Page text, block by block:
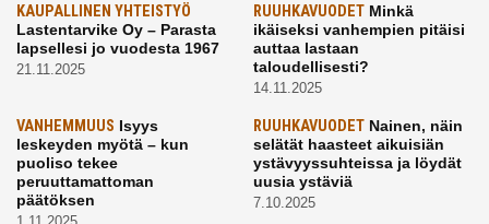
KAUPALLINEN YHTEISTYÖ
Lastentarvike Oy – Parasta
lapsellesi jo vuodesta 1967
21.11.2025
RUUHKAVUODETMinkä
ikäiseksi vanhempien pitäisi
auttaa lastaan
taloudellisesti?
14.11.2025
VANHEMMUUS Isyys
leskeyden myötä – kun
puoliso tekee
peruuttamattoman
päätöksen
RUUHKAVUODETNainen, näin
selätät haasteet aikuisiän
ystävyyssuhteissa ja löydät
uusia ystäviä
7.10.2025